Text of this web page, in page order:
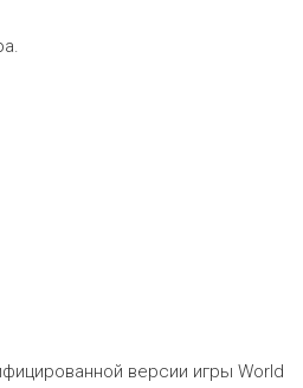
версии игры World